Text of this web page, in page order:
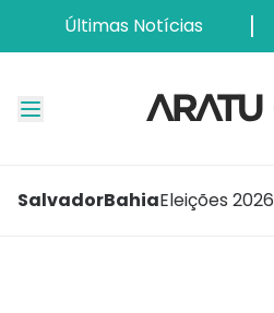
Últimas Notícias
SalvadorBahiaEleições 2026